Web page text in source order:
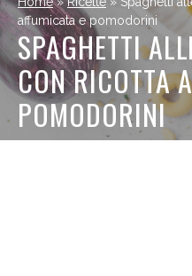
affumicata e pomodorini
SPAGHETTI
CON RICOTTA
POMODORINI